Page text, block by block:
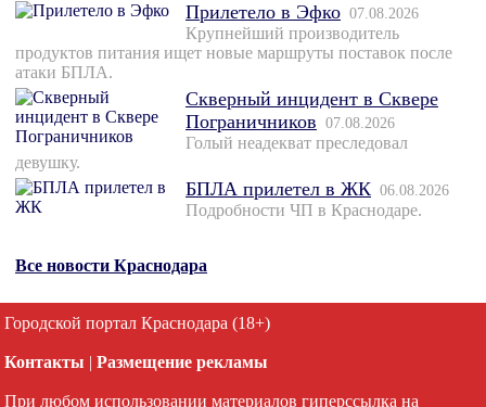
Прилетело в Эфко 07.08.2026
Крупнейший производитель
продуктов питания ищет новые маршруты поставок после
атаки БПЛА.
Скверный инцидент в Сквере
Пограничников 07.08.2026
Голый неадекват преследовал
девушку.
БПЛА прилетел в ЖК 06.08.2026
Подробности ЧП в Краснодаре.
Все новости Краснодара
Городской портал Краснодара (18+)
Контакты | Размещение рекламы
При любом использовании материалов гиперссылка на